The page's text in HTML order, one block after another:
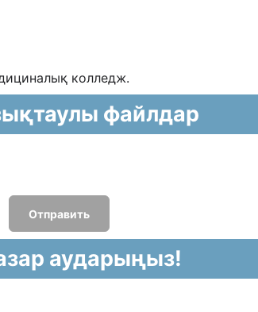
колледж.
файлдар
Отправить
аударыңыз!